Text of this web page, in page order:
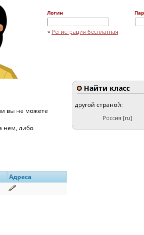
Логин
» Регистрация бесплатная
вы не можете
нем, либо
Адреса
Найти класс
другой страной:
Россия [ru]